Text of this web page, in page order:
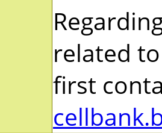
related
first